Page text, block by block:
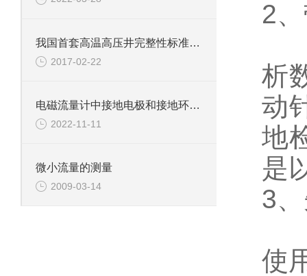
我国首套高温高压井完整性标准系列面世
2017-02-22
电磁流量计中接地电极和接地环的区分
2022-11-11
微小流量的测量
2009-03-14
2
析
动
地
是
3
使